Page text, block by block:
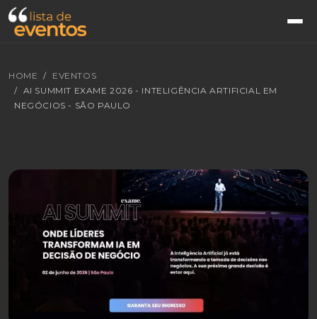
HOME
EVENTOS
AI SUMMIT EXAME 2026 - INTELIGÊNCIA ARTIFICIAL EM
NEGÓCIOS - SÃO PAULO